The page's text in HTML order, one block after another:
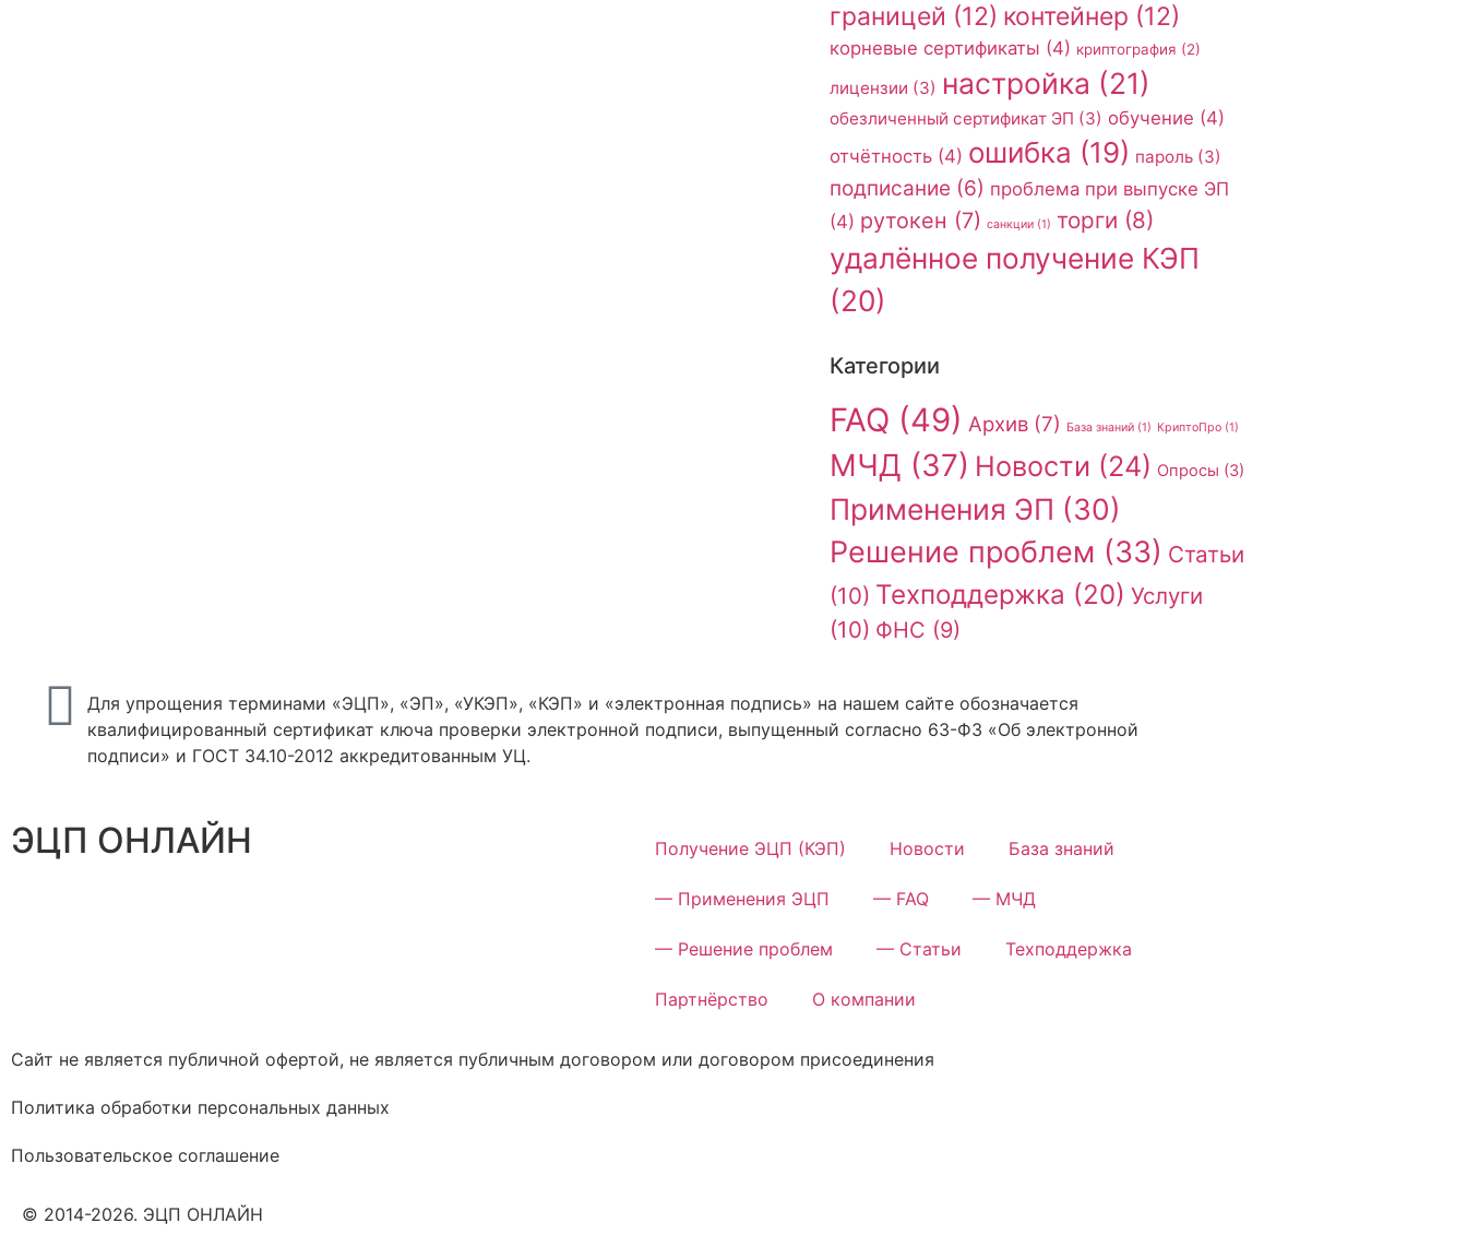
границей (12) контейнер (12)
корневые сертификаты (4) криптография (2)
лицензии (3) настройка (21)
обезличенный сертификат ЭП (3) обучение (4)
отчётность(4) ошибка (19) пароль(3)
подписание (6) проблема при выпуске ЭП
(4) рутокен (7) санкции(1) торги (8)
удалённое получение КЭП
(20)
Категории
FAQ (49) Архив(7) База знаний(1) КриптоПро(1)
МЧД (37) Новости (24) Опросы (3)
Применения ЭП (30)
Решение проблем (33) Статьи
(10) Техподдержка (20) Услуги
(10) ФНС (9)
Для упрощения терминами «ЭЦП», «ЭП», «УКЭП», «КЭП» и «электронная подпись» на нашем сайте обозначается
квалифицированный сертификат ключа проверки электронной подписи, выпущенный согласно 63-ФЗ «Об электронной
подписи» и ГОСТ 34.10-2012 аккредитованным УЦ.
ЭЦП ОНЛАЙН Получение ЭЦП (КЭП) Новости База знаний
— Применения ЭЦП — FAQ — МЧД
— Решение проблем — Статьи Техподдержка
Партнёрство О компании
Сайт не является публичной офертой, не является публичным договором или договором присоединения
Политика обработки персональных данных
Пользовательское соглашение
© 2014-2026. ЭЦП ОНЛАЙН